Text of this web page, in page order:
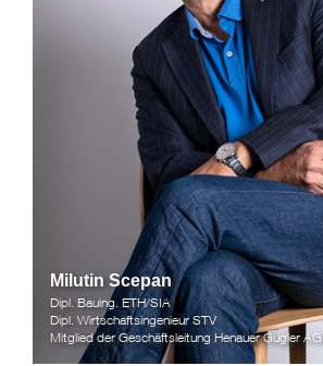
Milutin Scepan
Dipl. Bauing. ETH/SIA
Dipl. Wirtschaftsingenieur STV
Mitglied der Geschäftsleitung Henauer Gugler AG